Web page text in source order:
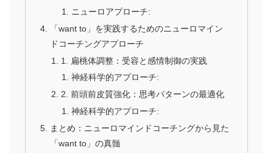
ニューロアプローチ:
「want to」を実践するためのニューロマイン
ドコーチングアプローチ
1. 扁桃体調整：受容と感情制御の実践
神経科学的アプローチ:
2. 前頭前皮質強化：思考パターンの最適化
神経科学的アプローチ:
まとめ：ニューロマインドコーチングから見た
「want to」の真髄